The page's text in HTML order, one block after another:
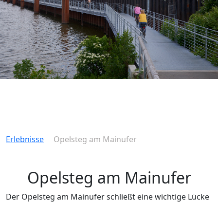
Erlebnisse Opelsteg am Mainufer
Opelsteg am Mainufer
Der Opelsteg am Mainufer schließt eine wichtige Lücke